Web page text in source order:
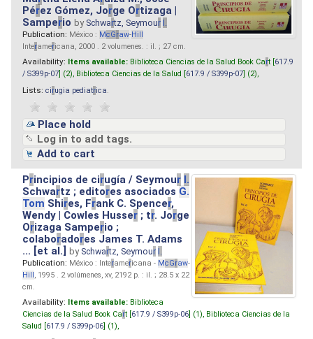
Pérez Gómez, Jorge Ortizaga |
Samperio by Schwartz, Seymour I.
Publication: México : McGraw-Hill
Interamericana, 2000 . 2 volumenes. : il. ; 27 cm.
Availability: Items available: Biblioteca Ciencias de la Salud Book Cart [ 617.9
/ S399p-07 ] (2), Biblioteca Ciencias de la Salud [ 617.9 / S399p-07 ] (2),
Lists: cirugia pediatrica
Place hold
Log in to add tags.
Add to cart
Principios de cirugía / Seymour I.
Schwartz ; editores asociados G.
Tom Shires, Frank C. Spencer,
Wendy | Cowles Husser ; tr. Jorge
Orizaga Samperio ;
colaboradores James T. Adams
... [et al.]by Schwartz, Seymour I.
Publication: México : Interamericana - McGraw-
Hill, 1995 . 2 volúmenes, xv, 2192 p. : il. ; 28.5 x 22
cm.
Availability: Items available: Biblioteca
Ciencias de la Salud Book Cart [ 617.9 / S399p-06 ] (1), Biblioteca Ciencias de la
Salud [ 617.9 / S399p-06 ] (1),